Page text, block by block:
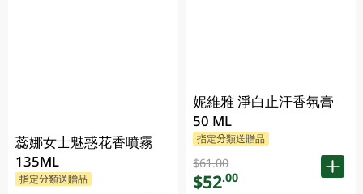
蕊娜女士魅惑花香噴霧
135ML
指定分類送贈品
妮維雅 淨白止汗香氛膏
50 ML
指定分類送贈品
$61.00
$52.00